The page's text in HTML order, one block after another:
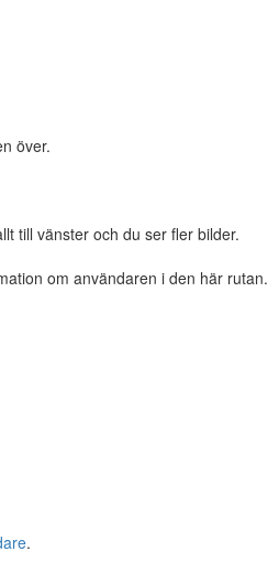
över.
till vänster och du ser fler bilder.
om användaren i den här rutan.
.